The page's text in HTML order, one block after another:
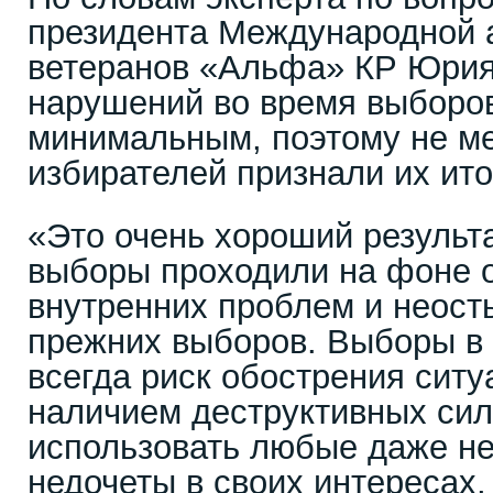
президента Международной
ветеранов «Альфа» КР
нарушений во время
минимальным, поэтому не
избирателей признали их
«Это очень хороший
выборы проходили на фоне
внутренних проблем и
прежних выборов. Выборы в
всегда риск обострения
наличием деструктивных
использовать любые даже
недочеты в своих